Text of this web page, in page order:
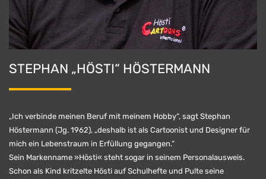
STEPHAN „HÖSTI“ HÖSTERMANN
„Ich verbinde meinen Beruf mit meinem Hobby“, sagt Stephan
Höstermann (Jg. 1962), „deshalb ist als Cartoonist und Designer für
mich ein Lebenstraum in Erfüllung gegangen.“
Sein Markenname »Hösti« steht sogar in seinem Personalausweis.
Schon als Kind kritzelte Hösti auf Schulhefte und Pulte seine